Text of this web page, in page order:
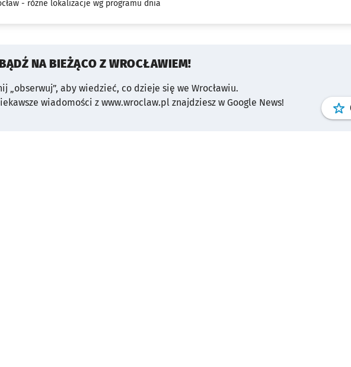
- różne lokalizacje wg programu dnia
NA BIEŻĄCO Z WROCŁAWIEM!
„obserwuj”, aby wiedzieć, co dzieje się we Wrocławiu.
wiadomości z www.wroclaw.pl znajdziesz w Google News!